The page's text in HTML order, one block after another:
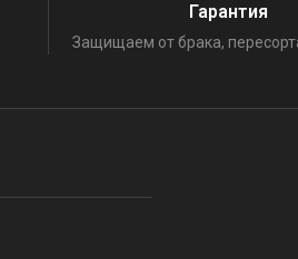
Гарантия
Защищаем от брака,